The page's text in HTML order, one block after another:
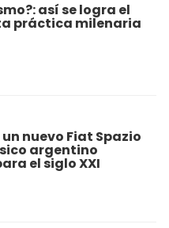
así se logra el
práctica milenaria
nuevo Fiat Spazio
argentino
el siglo XXI